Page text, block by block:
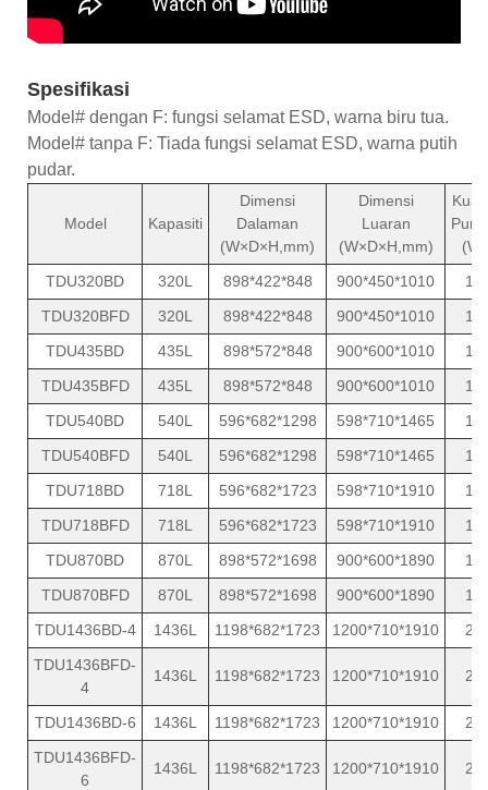
Spesifikasi
Model# dengan F: fungsi selamat ESD, warna biru tua.
Model# tanpa F: Tiada fungsi selamat ESD, warna putih
pudar.
Model Kapasiti
Dimensi
Dalaman
(W×D×H,mm)
Dimensi
Luaran
(W×D×H,mm)
(W)
TDU320BD
320L 898*422*848 900*450*1010
10
TDU320BFD
320L 898*422*848 900*450*1010
10
TDU435BD
435L 898*572*848 900*600*1010
10
TDU435BFD
435L 898*572*848 900*600*1010
10
TDU540BD
540L 596*682*1298 598*710*1465
10
TDU540BFD
540L 596*682*1298 598*710*1465
10
TDU718BD
718L 596*682*1723 598*710*1910
15
TDU718BFD
718L 596*682*1723 598*710*1910
15
TDU870BD
870L 898*572*1698 900*600*1890
15
TDU870BFD
870L 898*572*1698 900*600*1890
15
TDU1436BD-4
1436L 1198*682*1723 1200*710*1910
25
TDU1436BFD-
4
1436L 1198*682*1723 1200*710*1910 25
TDU1436BD-6 1436L 1198*682*1723 1200*710*1910
25
TDU1436BFD-
6
1436L 1198*682*1723 1200*710*1910 25